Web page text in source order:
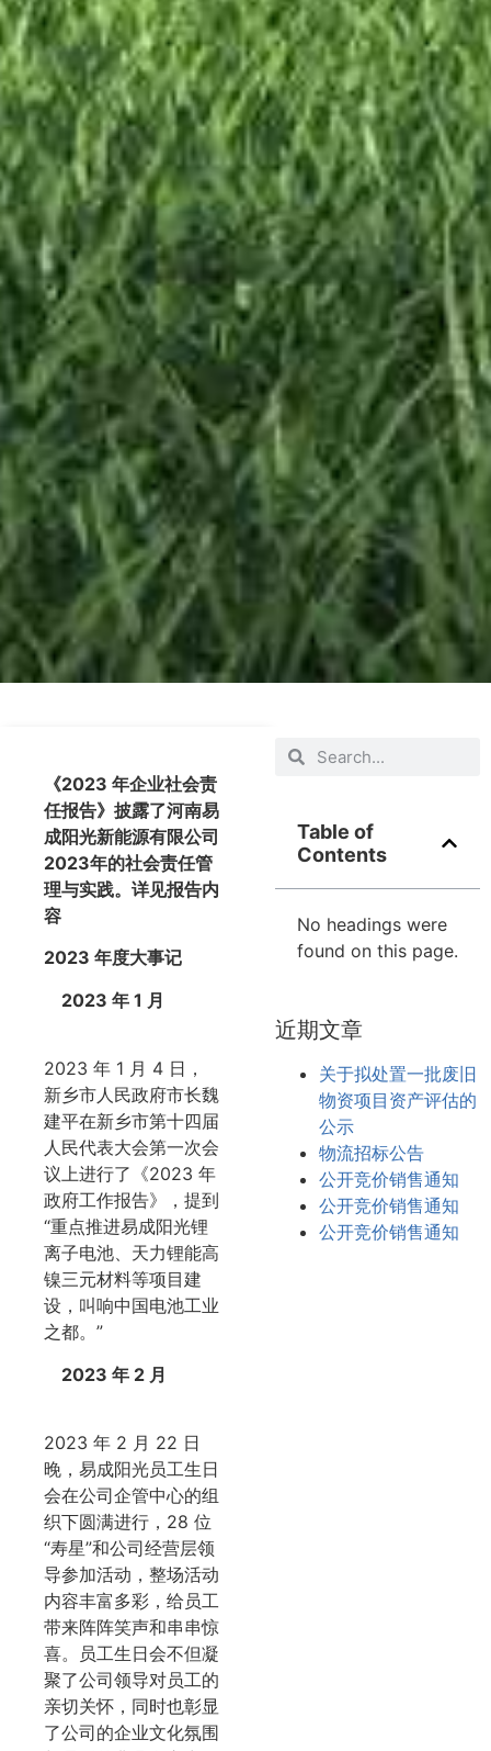
《2023 年企业社会责
任报告》披露了河南易
成阳光新能源有限公司
2023年的社会责任管
理与实践。详见报告内
容
2023 年度大事记
2023 年 1 月
2023 年 1 月 4 日，
新乡市人民政府市长魏
建平在新乡市第十四届
人民代表大会第一次会
议上进行了《2023 年
政府工作报告》，提到
“重点推进易成阳光锂
离子电池、天力锂能高
镍三元材料等项目建
设，叫响中国电池工业
之都。”
2023 年 2 月
2023 年 2 月 22 日
晚，易成阳光员工生日
会在公司企管中心的组
织下圆满进行，28 位
“寿星”和公司经营层领
导参加活动，整场活动
内容丰富多彩，给员工
带来阵阵笑声和串串惊
喜。员工生日会不但凝
聚了公司领导对员工的
亲切关怀，同时也彰显
了公司的企业文化氛围
Table of
Contents
No headings were
found on this page.
近期文章
关于拟处置一批废旧
物资项目资产评估的
公示
物流招标公告
公开竞价销售通知
公开竞价销售通知
公开竞价销售通知